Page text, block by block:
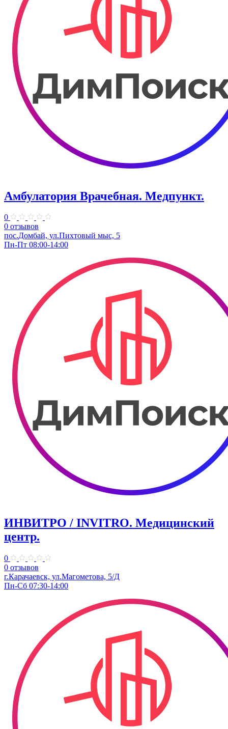
Амбулатория Врачебная. Медпункт.
0
0 отзывов
пос.Домбай, ул.Пихтовый мыс, 5
Пн-Пт 08:00-14:00
ИНВИТРО / INVITRO. Медицинский
центр.
0
0 отзывов
г.Карачаевск, ул.Магометова, 5/Д
Пн-Сб 07:30-14:00